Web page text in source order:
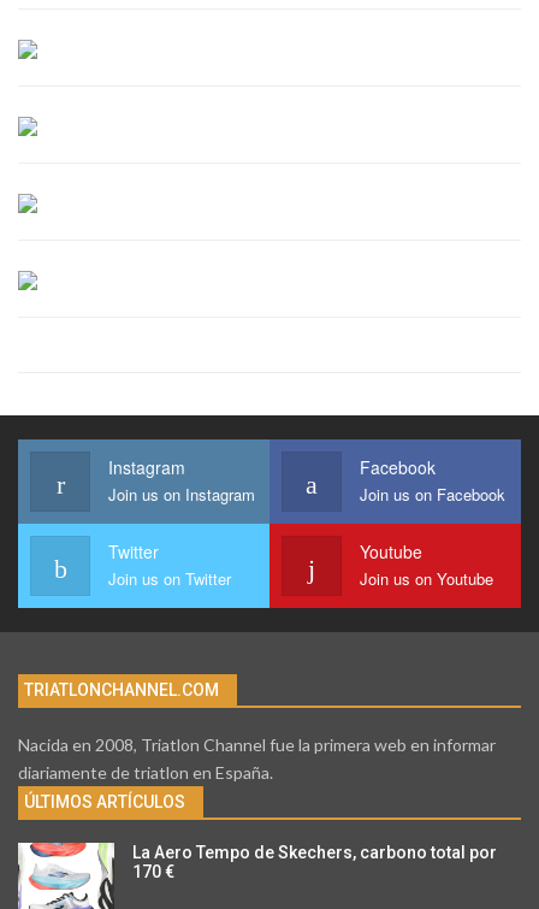
Instagram
Join us on Instagram
Facebook
Join us on Facebook
Twitter
Join us on Twitter
Youtube
Join us on Youtube
TRIATLONCHANNEL.COM
Nacida en 2008, Triatlon Channel fue la primera web en informar
diariamente de triatlon en España.
ÚLTIMOS ARTÍCULOS
La Aero Tempo de Skechers, carbono total por
170 €